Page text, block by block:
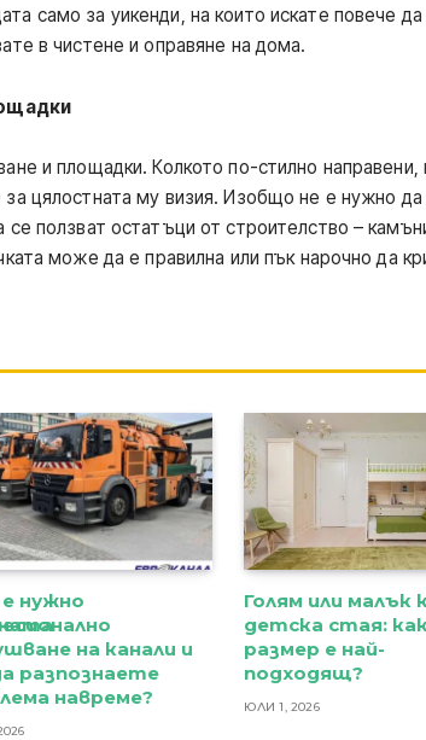
само за уикенди, на които искате повече да
в чистене и оправяне на дома.
и площадки. Колкото по-стилно направени,
цялостната му визия. Изобщо не е нужно да
ползват остатъци от строителство –
може да е правилна или пък нарочно да
нужно
на канали и
разпознаете
навреме?
Голям или малък
детска стая:
размер е най-
подходящ?
ЮЛИ 1, 2026